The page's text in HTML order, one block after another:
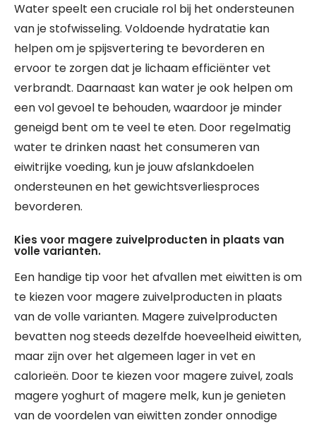
Water speelt een cruciale rol bij het ondersteunen
van je stofwisseling. Voldoende hydratatie kan
helpen om je spijsvertering te bevorderen en
ervoor te zorgen dat je lichaam efficiënter vet
verbrandt. Daarnaast kan water je ook helpen om
een vol gevoel te behouden, waardoor je minder
geneigd bent om te veel te eten. Door regelmatig
water te drinken naast het consumeren van
eiwitrijke voeding, kun je jouw afslankdoelen
ondersteunen en het gewichtsverliesproces
bevorderen.
Kies voor magere zuivelproducten in plaats van
volle varianten.
Een handige tip voor het afvallen met eiwitten is om
te kiezen voor magere zuivelproducten in plaats
van de volle varianten. Magere zuivelproducten
bevatten nog steeds dezelfde hoeveelheid eiwitten,
maar zijn over het algemeen lager in vet en
calorieën. Door te kiezen voor magere zuivel, zoals
magere yoghurt of magere melk, kun je genieten
van de voordelen van eiwitten zonder onnodige